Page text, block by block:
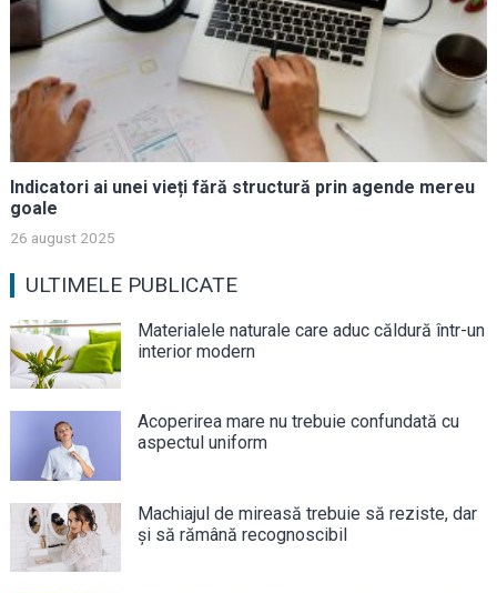
Indicatori ai unei vieți fără structură prin agende mereu
goale
26 august 2025
ULTIMELE PUBLICATE
Materialele naturale care aduc căldură într-un
interior modern
Acoperirea mare nu trebuie confundată cu
aspectul uniform
Machiajul de mireasă trebuie să reziste, dar
și să rămână recognoscibil